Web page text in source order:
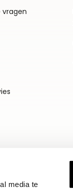
media te
vragen